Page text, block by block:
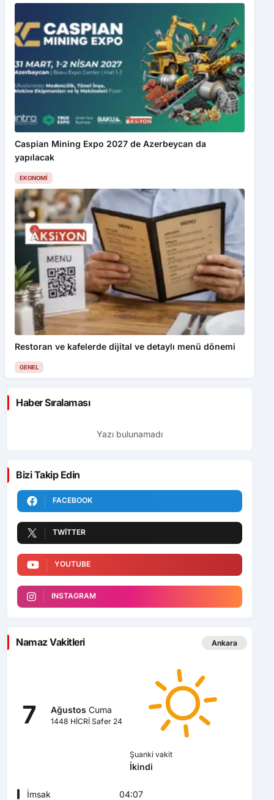
Caspian Mining Expo 2027 de Azerbeycan da
yapılacak
EKONOMI
Restoran ve kafelerde dijital ve detaylı menü dönemi
GENEL
Haber Sıralaması
Yazı bulunamadı
Bizi Takip Edin
FACEBOOK
TWITTER
YOUTUBE
INSTAGRAM
Namaz Vakitleri Ankara
7 Ağustos Cuma
1448 HİCRİ Safer 24
Şuanki vakit
İkindi
İmsak 04:07